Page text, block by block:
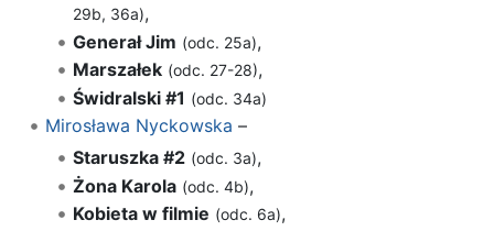
29b, 36a),
Generał Jim (odc. 25a),
Marszałek (odc. 27-28),
Świdralski #1 (odc. 34a)
Mirosława Nyckowska –
Staruszka #2 (odc. 3a),
Żona Karola (odc. 4b),
Kobieta w filmie (odc. 6a),